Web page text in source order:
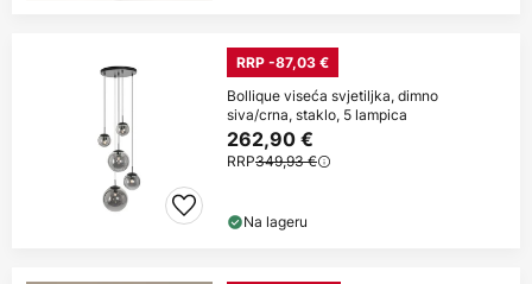
RRP -87,03 €
Bollique viseća svjetiljka, dimno
siva/crna, staklo, 5 lampica
262,90 €
RRP349,93 €
Na lageru